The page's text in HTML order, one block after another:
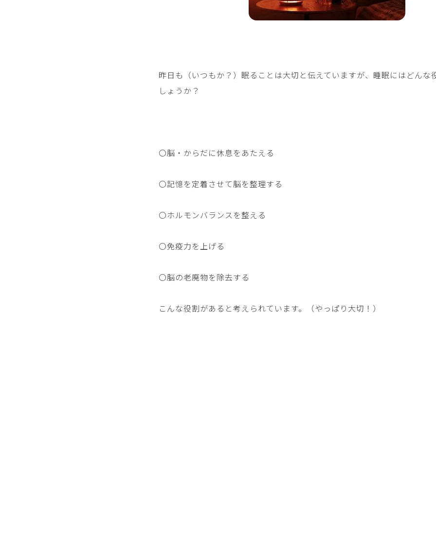
昨日も（いつもか？）眠ることは大切と伝えていますが、睡眠にはどんな
しょうか？
〇脳・からだに休息をあたえる
〇記憶を定着させて脳を整理する
〇ホルモンバランスを整える
〇免疫力を上げる
〇脳の老廃物を除去する
こんな役割があると考えられています。（やっぱり大切！）